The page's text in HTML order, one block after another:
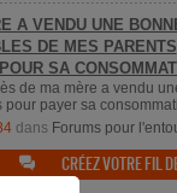
A VENDU UNE
DE MES PARENTS
SA
de ma mère a vendu
payer sa
dans Forums pour
 CRÉEZ VOTRE FIL